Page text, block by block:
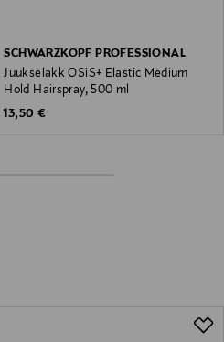
SCHWARZKOPF PROFESSIONAL
Juukselakk OSiS+ Elastic Medium
Hold Hairspray, 500 ml
Original Price
13,50 €